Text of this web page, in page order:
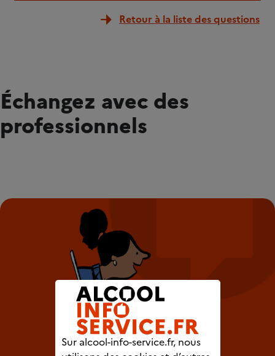
Retour à la liste des questions
Échangez avec des
professionnels
Sur alcool-info-service.fr, nous